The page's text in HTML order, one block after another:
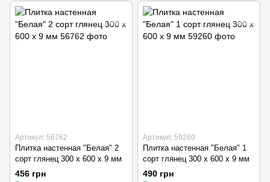
Артикул: 56762
Плитка настенная "Белая" 2
сорт глянец 300 х 600 х 9 мм
456 грн
Артикул: 59260
Плитка настенная "Белая" 1
сорт глянец 300 х 600 х 9 мм
490 грн